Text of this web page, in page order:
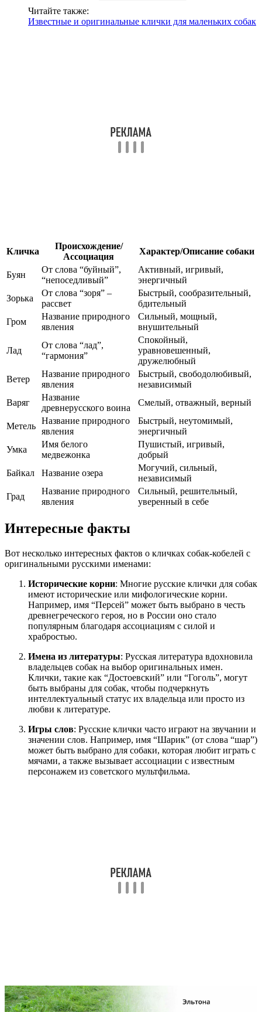
Читайте также:
Известные и оригинальные клички для маленьких собак
Кличка
Происхождение/
Ассоциация
Характер/Описание собаки
Буян
От слова “буйный”,
“непоседливый”
Активный, игривый,
энергичный
Зорька
От слова “зоря” –
рассвет
Быстрый, сообразительный,
бдительный
Гром
Название природного
явления
Сильный, мощный,
внушительный
Лад
От слова “лад”,
“гармония”
Спокойный,
уравновешенный,
дружелюбный
Ветер
Название природного
явления
Быстрый, свободолюбивый,
независимый
Варяг
Название
древнерусского воина
Смелый, отважный, верный
Метель
Название природного
явления
Быстрый, неутомимый,
энергичный
Умка
Имя белого
медвежонка
Пушистый, игривый,
добрый
Байкал
Название озера
Могучий, сильный,
независимый
Град
Название природного
явления
Сильный, решительный,
уверенный в себе
Интересные факты
Вот несколько интересных фактов о кличках собак-кобелей с
оригинальными русскими именами:
Исторические корни: Многие русские клички для собак
имеют исторические или мифологические корни.
Например, имя “Персей” может быть выбрано в честь
древнегреческого героя, но в России оно стало
популярным благодаря ассоциациям с силой и
храбростью.
Имена из литературы: Русская литература вдохновила
владельцев собак на выбор оригинальных имен.
Клички, такие как “Достоевский” или “Гоголь”, могут
быть выбраны для собак, чтобы подчеркнуть
интеллектуальный статус их владельца или просто из
любви к литературе.
Игры слов: Русские клички часто играют на звучании и
значении слов. Например, имя “Шарик” (от слова “шар”)
может быть выбрано для собаки, которая любит играть с
мячами, а также вызывает ассоциации с известным
персонажем из советского мультфильма.